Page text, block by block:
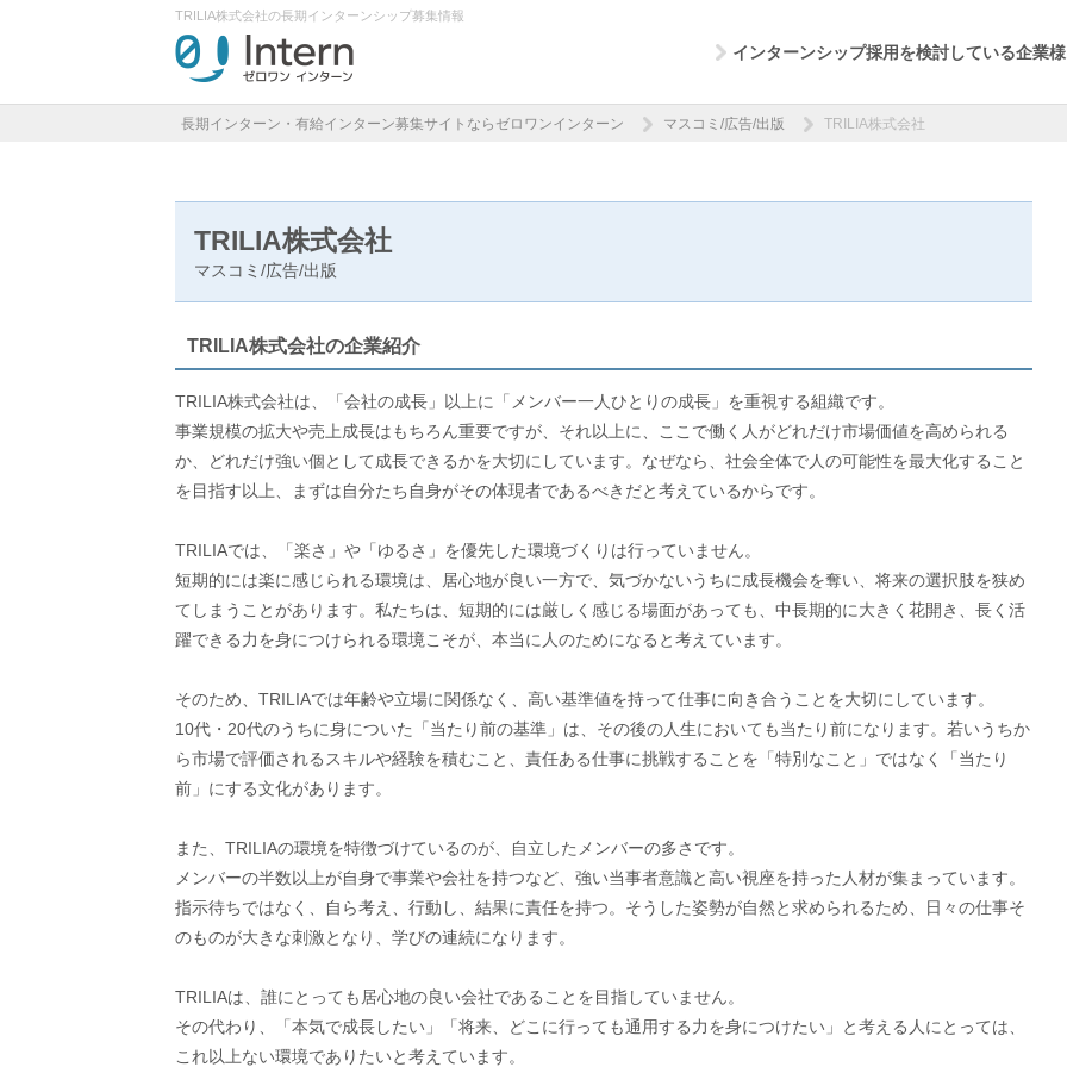
TRILIA株式会社の長期インターンシップ募集情報
インターンシップ採用を検討している企業
長期インターン・有給インターン募集サイトならゼロワンインターン マスコミ/広告/出版 TRILIA株式会社
TRILIA株式会社
マスコミ/広告/出版
TRILIA株式会社の企業紹介
TRILIA株式会社は、「会社の成長」以上に「メンバー一人ひとりの成長」を重視する組織です。
事業規模の拡大や売上成長はもちろん重要ですが、それ以上に、ここで働く人がどれだけ市場価値を高められる
か、どれだけ強い個として成長できるかを大切にしています。なぜなら、社会全体で人の可能性を最大化すること
を目指す以上、まずは自分たち自身がその体現者であるべきだと考えているからです。
TRILIAでは、「楽さ」や「ゆるさ」を優先した環境づくりは行っていません。
短期的には楽に感じられる環境は、居心地が良い一方で、気づかないうちに成長機会を奪い、将来の選択肢を狭め
てしまうことがあります。私たちは、短期的には厳しく感じる場面があっても、中長期的に大きく花開き、長く活
躍できる力を身につけられる環境こそが、本当に人のためになると考えています。
そのため、TRILIAでは年齢や立場に関係なく、高い基準値を持って仕事に向き合うことを大切にしています。
10代・20代のうちに身についた「当たり前の基準」は、その後の人生においても当たり前になります。若いうちか
ら市場で評価されるスキルや経験を積むこと、責任ある仕事に挑戦することを「特別なこと」ではなく「当たり
前」にする文化があります。
また、TRILIAの環境を特徴づけているのが、自立したメンバーの多さです。
メンバーの半数以上が自身で事業や会社を持つなど、強い当事者意識と高い視座を持った人材が集まっています。
指示待ちではなく、自ら考え、行動し、結果に責任を持つ。そうした姿勢が自然と求められるため、日々の仕事そ
のものが大きな刺激となり、学びの連続になります。
TRILIAは、誰にとっても居心地の良い会社であることを目指していません。
その代わり、「本気で成長したい」「将来、どこに行っても通用する力を身につけたい」と考える人にとっては、
これ以上ない環境でありたいと考えています。